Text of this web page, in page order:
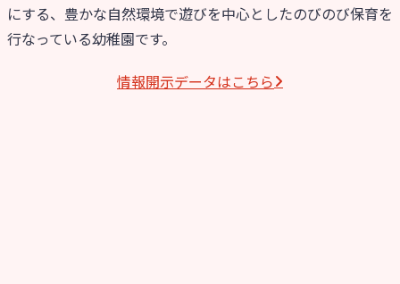
にする、豊かな自然環境で遊びを中心としたのびのび保育を
行なっている幼稚園です。
情報開⽰データはこちら
教職員募集
園のこと